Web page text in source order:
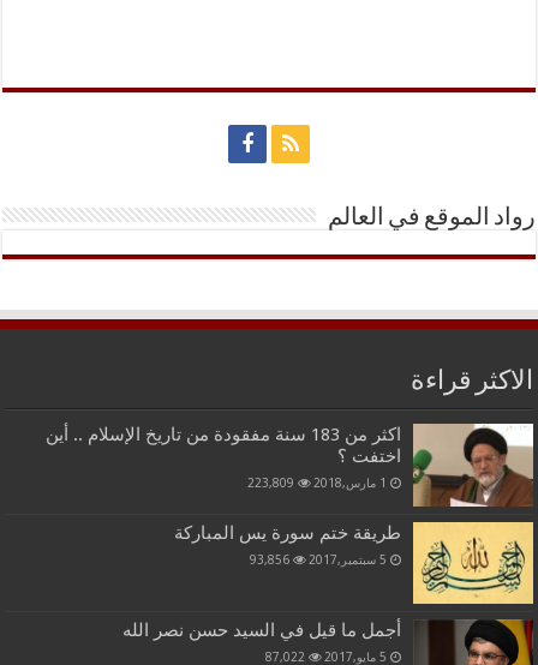
رواد الموقع في العالم
الاكثر قراءة
اكثر من 183 سنة مفقودة من تاريخ الإسلام .. أين
اختفت ؟
1 مارس,2018 223,809
طريقة ختم سورة يس المباركة
5 سبتمبر,2017 93,856
أجمل ما قيل في السيد حسن نصر الله
5 مايو,2017 87,022